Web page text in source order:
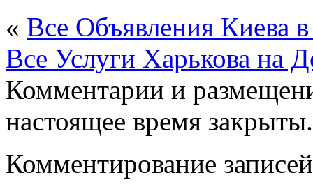
« Все Объявления Киева
Все Услуги Харькова на
Комментарии и
настоящее время закрыты.
Комментирование